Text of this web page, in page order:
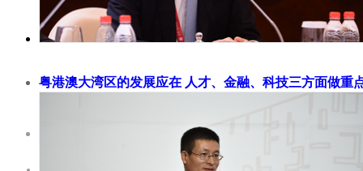
粤港澳大湾区的发展应在 人才、金融、科技三方面做重